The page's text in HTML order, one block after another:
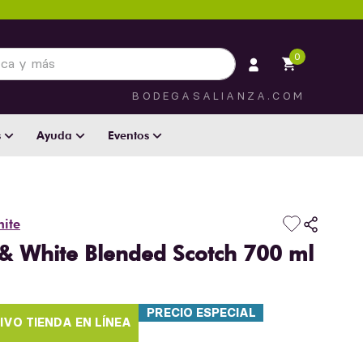
0
BODEGASALIANZA.COM
Ayuda Eventos
White Blended Scotch 700 ml
PRECIO ESPECIAL